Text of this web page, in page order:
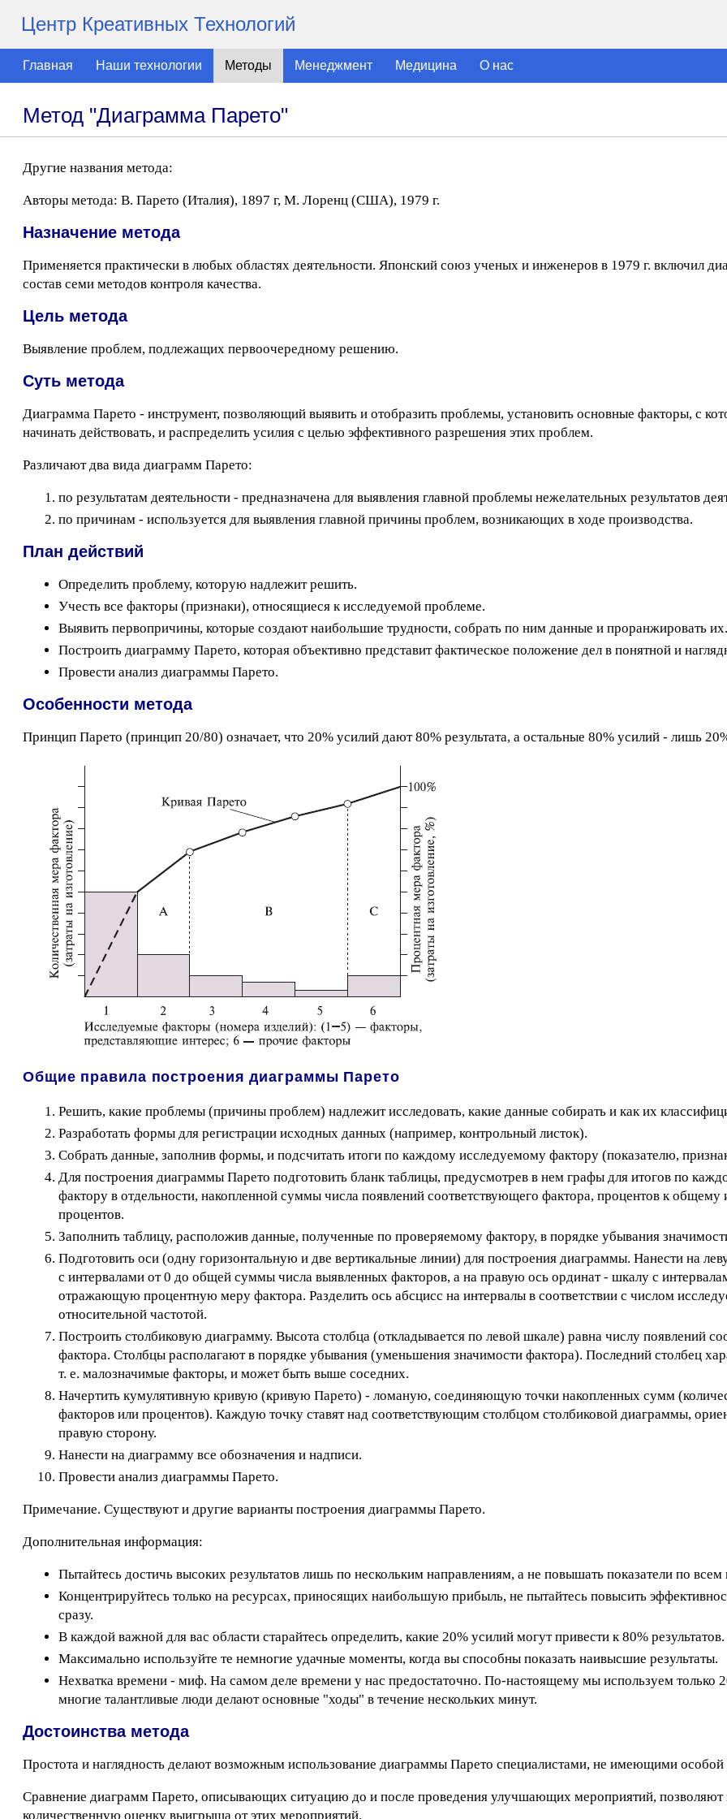
Центр Креативных Технологий
Главная Наши технологии Методы Менеджмент Медицина О нас
Метод "Диаграмма Парето"
Другие названия метода:
Авторы метода: В. Парето (Италия), 1897 г, М. Лоренц (США), 1979 г.
Назначение метода
Применяется практически в любых областях деятельности. Японский союз ученых и инженеров в 1979 г. включил
состав семи методов контроля качества.
Цель метода
Выявление проблем, подлежащих первоочередному решению.
Суть метода
Диаграмма Парето - инструмент, позволяющий выявить и отобразить проблемы, установить основные факторы, с
начинать действовать, и распределить усилия с целью эффективного разрешения этих проблем.
Различают два вида диаграмм Парето:
по результатам деятельности - предназначена для выявления главной проблемы нежелательных результатов
по причинам - используется для выявления главной причины проблем, возникающих в ходе производства.
План действий
Определить проблему, которую надлежит решить.
Учесть все факторы (признаки), относящиеся к исследуемой проблеме.
Выявить первопричины, которые создают наибольшие трудности, собрать по ним данные и проранжировать их.
Построить диаграмму Парето, которая объективно представит фактическое положение дел в понятной и
Провести анализ диаграммы Парето.
Особенности метода
Принцип Парето (принцип 20/80) означает, что 20% усилий дают 80% результата, а остальные 80% усилий - лишь
Общие правила построения диаграммы Парето
Решить, какие проблемы (причины проблем) надлежит исследовать, какие данные собирать и как их
Разработать формы для регистрации исходных данных (например, контрольный листок).
Собрать данные, заполнив формы, и подсчитать итоги по каждому исследуемому фактору (показателю,
Для построения диаграммы Парето подготовить бланк таблицы, предусмотрев в нем графы для итогов по
фактору в отдельности, накопленной суммы числа появлений соответствующего фактора, процентов к общему
процентов.
Заполнить таблицу, расположив данные, полученные по проверяемому фактору, в порядке убывания
Подготовить оси (одну горизонтальную и две вертикальные линии) для построения диаграммы. Нанести на
с интервалами от 0 до общей суммы числа выявленных факторов, а на правую ось ординат - шкалу с
отражающую процентную меру фактора. Разделить ось абсцисс на интервалы в соответствии с числом
относительной частотой.
Построить столбиковую диаграмму. Высота столбца (откладывается по левой шкале) равна числу появлений
фактора. Столбцы располагают в порядке убывания (уменьшения значимости фактора). Последний столбец
т. е. малозначимые факторы, и может быть выше соседних.
Начертить кумулятивную кривую (кривую Парето) - ломаную, соединяющую точки накопленных сумм
факторов или процентов). Каждую точку ставят над соответствующим столбцом столбиковой диаграммы,
правую сторону.
Нанести на диаграмму все обозначения и надписи.
Провести анализ диаграммы Парето.
Примечание. Существуют и другие варианты построения диаграммы Парето.
Дополнительная информация:
Пытайтесь достичь высоких результатов лишь по нескольким направлениям, а не повышать показатели по всем
Концентрируйтесь только на ресурсах, приносящих наибольшую прибыль, не пытайтесь повысить
сразу.
В каждой важной для вас области старайтесь определить, какие 20% усилий могут привести к 80% результатов.
Максимально используйте те немногие удачные моменты, когда вы способны показать наивысшие результаты.
Нехватка времени - миф. На самом деле времени у нас предостаточно. По-настоящему мы используем только
многие талантливые люди делают основные "ходы" в течение нескольких минут.
Достоинства метода
Простота и наглядность делают возможным использование диаграммы Парето специалистами, не имеющими особой
Сравнение диаграмм Парето, описывающих ситуацию до и после проведения улучшающих мероприятий, позволяют
количественную оценку выигрыша от этих мероприятий.